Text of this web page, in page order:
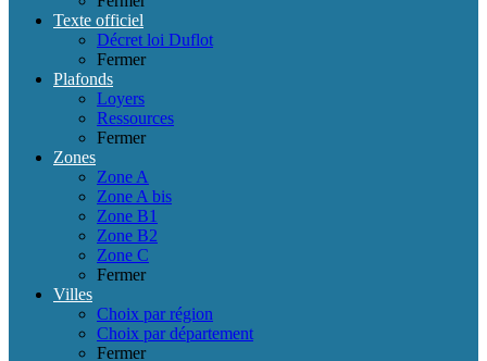
Texte officiel
Décret loi Duflot
Fermer
Plafonds
Loyers
Ressources
Fermer
Zones
Zone A
Zone A bis
Zone B1
Zone B2
Zone C
Fermer
Villes
Choix par région
Choix par département
Fermer